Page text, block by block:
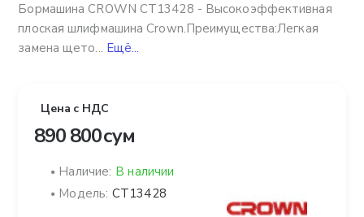
Бормашина CROWN CT13428 - Высокоэффективная
плоская шлифмашина Crown.Преимущества:Легкая
замена щето... Ещё...
Цена с НДС
890 800 сум
Наличие: В наличии
Модель: CT13428